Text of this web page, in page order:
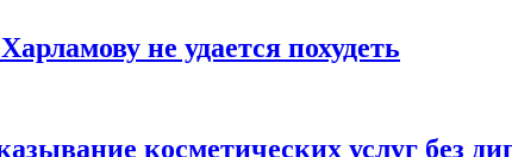
не удается похудеть
косметических услуг без